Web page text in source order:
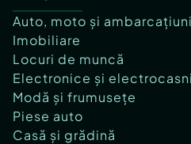
Auto, moto și ambarcațiuni
Imobiliare
Locuri de muncă
Electronice și
Modă și frumusețe
Piese auto
Casă și grădină